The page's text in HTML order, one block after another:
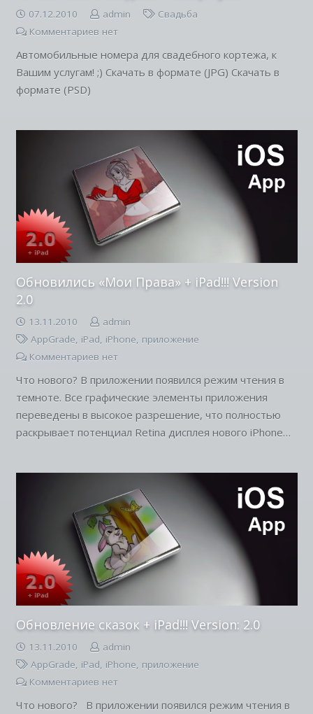
07.12.2010 admin
Свадьба
Комментариев нет
Автомобильные номера для свадебного кортежа, к
Вашим услугам! ;) Скачать в формате (JPG) Скачать в
формате (PSD)
Обновились «Мои Права» + iPad!!! Version
2.0
13.11.2010
admin
AppGrade, iPad, iPhone, приложение
Комментариев нет
Что нового? В приложении появился режим чтения в
темноте. Все графические элементы приложения
переведены в высокое разрешение, что полностью
раскрывает потенциал Retina дисплея нового iPhone…
Обновление сказок + iPad!!! Version: 2.0
13.11.2010
admin
AppGrade, iPad, iPhone, приложение
Комментариев нет
Что нового? В приложении появился режим чтения в